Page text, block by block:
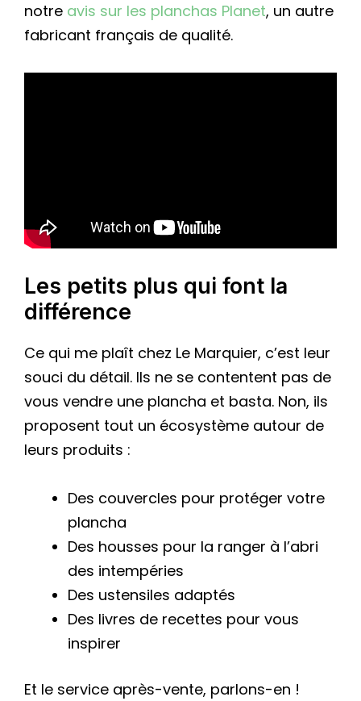
notre avis sur les planchas Planet, un autre
fabricant français de qualité.
Les petits plus qui font la
différence
Ce qui me plaît chez Le Marquier, c’est leur
souci du détail. Ils ne se contentent pas de
vous vendre une plancha et basta. Non, ils
proposent tout un écosystème autour de
leurs produits :
Des couvercles pour protéger votre
plancha
Des housses pour la ranger à l’abri
des intempéries
Des ustensiles adaptés
Des livres de recettes pour vous
inspirer
Et le service après-vente, parlons-en !